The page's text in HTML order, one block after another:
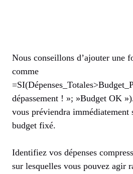
Nous conseillons d’ajouter une
comme
dépassement ! »; »Budget OK
vous préviendra immédiatement
budget fixé.
Identifiez vos dépenses
sur lesquelles vous pouvez agir